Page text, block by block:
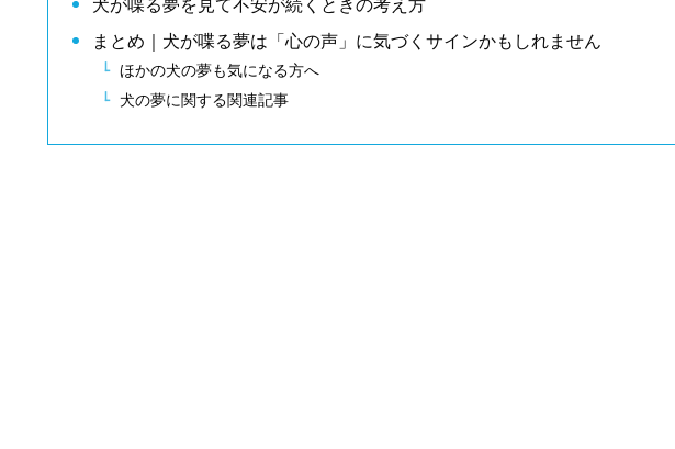
犬が喋る夢を見て不安が続くときの考え方
まとめ｜犬が喋る夢は「心の声」に気づくサインかもしれません
ほかの犬の夢も気になる方へ
犬の夢に関する関連記事